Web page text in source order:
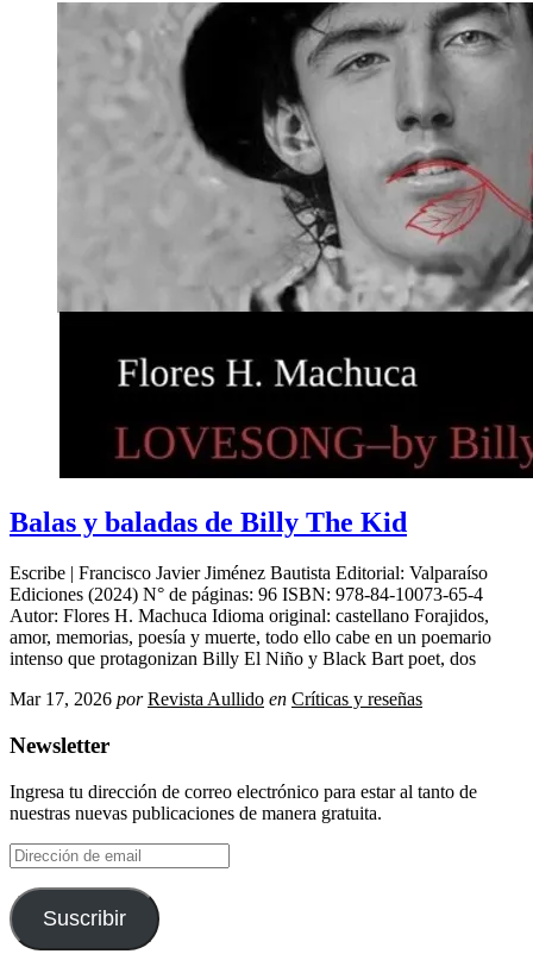
Balas y baladas de Billy The Kid
Escribe | Francisco Javier Jiménez Bautista Editorial: Valparaíso
Ediciones (2024) N° de páginas: 96 ISBN: 978-84-10073-65-4
Autor: Flores H. Machuca Idioma original: castellano Forajidos,
amor, memorias, poesía y muerte, todo ello cabe en un poemario
intenso que protagonizan Billy El Niño y Black Bart poet, dos
Mar 17, 2026 por Revista Aullido en Críticas y reseñas
Newsletter
Ingresa tu dirección de correo electrónico para estar al tanto de
nuestras nuevas publicaciones de manera gratuita.
Dirección
de
email
Suscribir